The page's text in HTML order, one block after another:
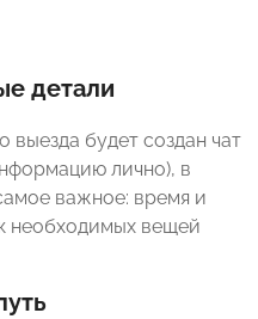
детали
выезда будет создан чат
лично), в
важное: время и
необходимых вещей